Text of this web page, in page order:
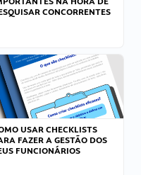
CONCORRENTES
USAR CHECKLISTS
FAZER A GESTÃO DOS
FUNCIONÁRIOS